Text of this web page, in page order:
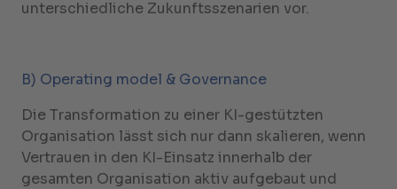
unterschiedliche Zukunftsszenarien vor.
B) Operating model & Governance
Die Transformation zu einer KI-gestützten
Organisation lässt sich nur dann skalieren, wenn
Vertrauen in den KI-Einsatz innerhalb der
gesamten Organisation aktiv aufgebaut und